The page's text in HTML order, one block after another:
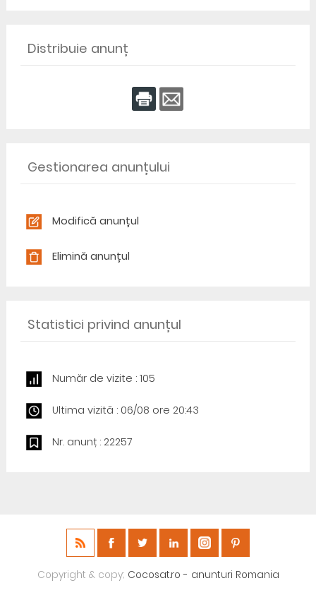
Distribuie anunț
Gestionarea anunțului
Modifică anunțul
Elimină anunțul
Statistici privind anunțul
Număr de vizite : 105
Ultima vizită : 06/08 ore 20:43
Nr. anunț : 22257
Copyright & copy; Cocosat.ro - anunturi Romania